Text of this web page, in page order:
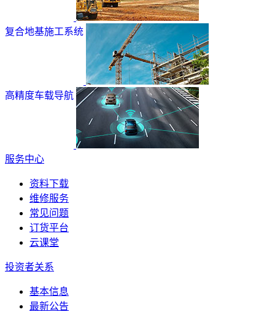
复合地基施工系统
高精度车载导航
服务中心
资料下载
维修服务
常见问题
订货平台
云课堂
投资者关系
基本信息
最新公告